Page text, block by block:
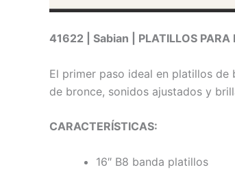
41622 | Sabian | PLATILLOS
El primer paso ideal en platillos de
de bronce, sonidos ajustados y
CARACTERÍSTICAS:
16″ B8 banda platillos